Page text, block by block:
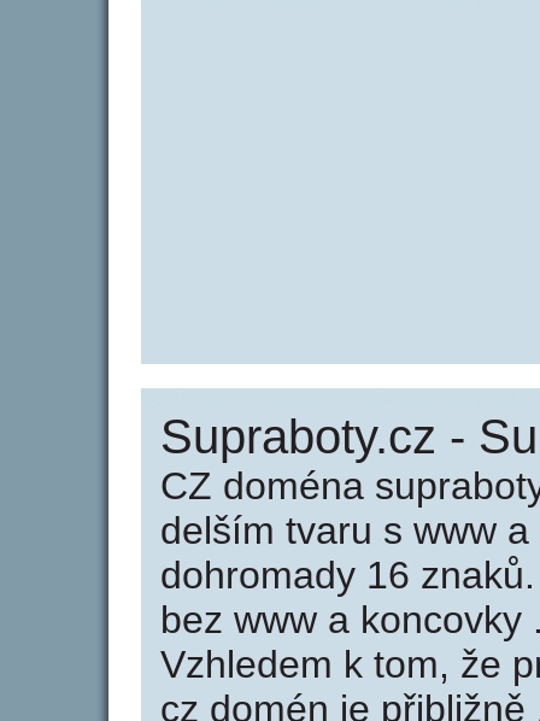
Supraboty.cz -
CZ doména
delším tvaru s www
dohromady 16
bez www a
Vzhledem k tom, že
cz domén je